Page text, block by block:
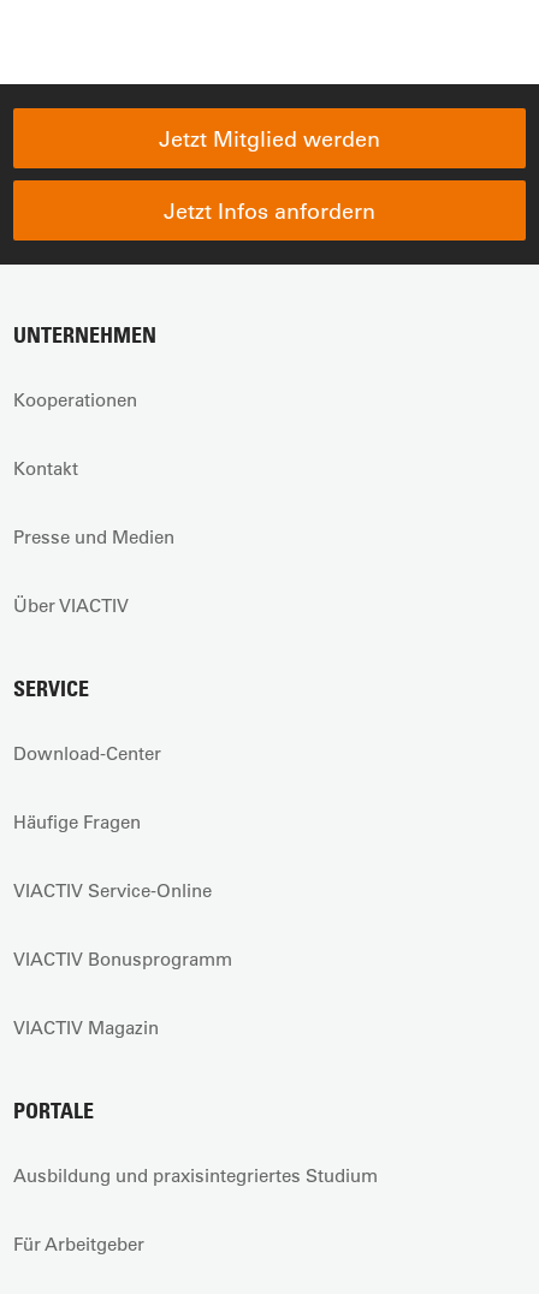
Jetzt Mitglied werden
Jetzt Infos anfordern
UNTERNEHMEN
Kooperationen
Kontakt
Presse und Medien
Über VIACTIV
SERVICE
Download-Center
Häufige Fragen
VIACTIV Service-Online
VIACTIV Bonusprogramm
VIACTIV Magazin
PORTALE
Ausbildung und praxisintegriertes Studium
Für Arbeitgeber